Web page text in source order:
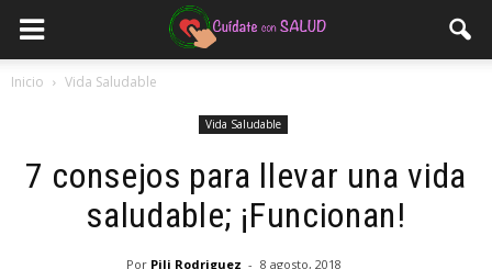
Inicio Vida Saludable
Vida Saludable
7 consejos para llevar una vida
saludable; ¡Funcionan!
Por Pili Rodriguez - 8 agosto, 2018